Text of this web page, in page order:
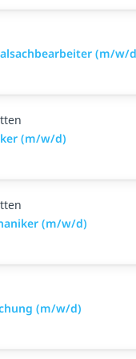
(m/w/
(m/w/d)
(m/w/d)
(m/w/d)